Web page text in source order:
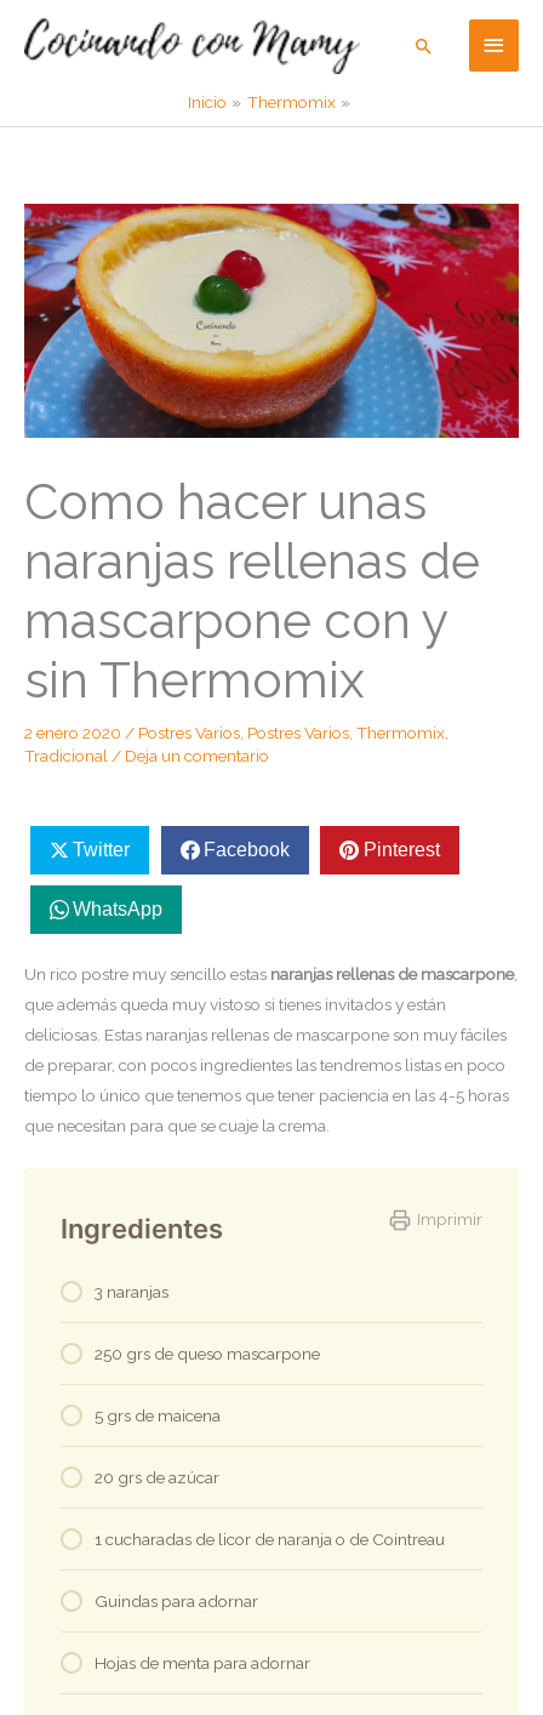
Buscar
Inicio Thermomix
Como hacer unas
naranjas rellenas de
mascarpone con y
sin Thermomix
2 enero 2020 / Postres Varios Postres Varios Thermomix
Tradicional / Deja un comentario
Twitter Facebook Pinterest
WhatsApp
Un rico postre muy sencillo estas naranjas rellenas de mascarpone,
que además queda muy vistoso si tienes invitados y están
deliciosas. Estas naranjas rellenas de mascarpone son muy fáciles
de preparar, con pocos ingredientes las tendremos listas en poco
tiempo lo único que tenemos que tener paciencia en las 4-5 horas
que necesitan para que se cuaje la crema.
Imprimir
Ingredientes
3 naranjas
250 grs de queso mascarpone
5 grs de maicena
20 grs de azúcar
1 cucharadas de licor de naranja o de Cointreau
Guindas para adornar
Hojas de menta para adornar